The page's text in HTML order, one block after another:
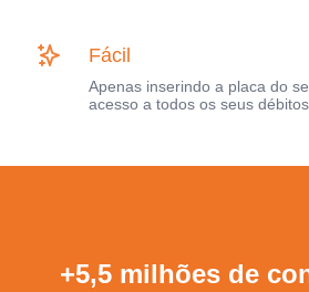
Fácil
Apenas inserindo a placa do
acesso a todos os seus
+5,5 milhões de